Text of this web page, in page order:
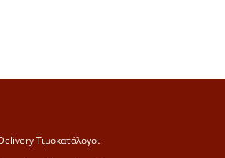
Τιμοκατάλογοι